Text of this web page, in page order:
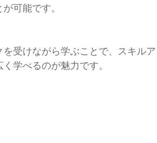
可能です。
受けながら学ぶことで、スキルア
学べるのが魅力です。